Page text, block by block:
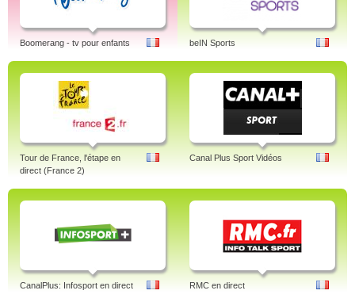
Boomerang - tv pour enfants beIN Sports
Tour de France, l'étape en
direct (France 2)
Canal Plus Sport Vidéos
CanalPlus: Infosport en direct RMC en direct